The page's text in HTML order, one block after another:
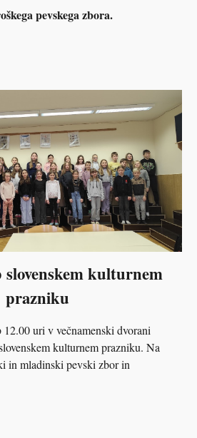
pevskega zbora.
kulturnem
prazniku
uri v večnamenski dvorani
kulturnem prazniku. Na
in mladinski pevski zbor in